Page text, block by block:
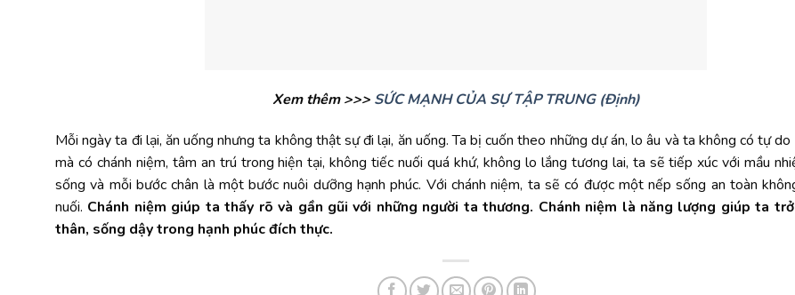
Xem thêm >>> SỨC MẠNH CỦA SỰ TẬP TRUNG (Định)
Mỗi ngày ta đi lại, ăn uống nhưng ta không thật sự đi lại, ăn uống. Ta bị cuốn theo những dự án, lo âu và ta không có tự do
mà có chánh niệm, tâm an trú trong hiện tại, không tiếc nuối quá khứ, không lo lắng tương lai, ta sẽ tiếp xúc với mầu
sống và mỗi bước chân là một bước nuôi dưỡng hạnh phúc. Với chánh niệm, ta sẽ có được một nếp sống an toàn
nuối. Chánh niệm giúp ta thấy rõ và gần gũi với những người ta thương. Chánh niệm là năng lượng giúp ta
thân, sống dậy trong hạnh phúc đích thực.